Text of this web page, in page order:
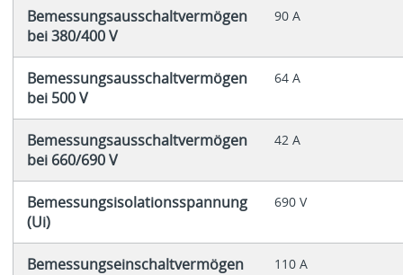
Bemessungsausschaltvermögen
bei 380/400 V
90 A
Bemessungsausschaltvermögen
bei 500 V
64 A
Bemessungsausschaltvermögen
bei 660/690 V
42 A
Bemessungsisolationsspannung
(Ui)
690 V
Bemessungseinschaltvermögen
110 A